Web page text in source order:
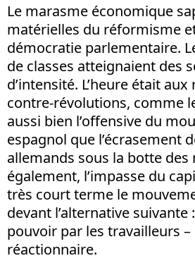
Le marasme économique
matérielles du réformisme
démocratie parlementaire.
de classes atteignaient des
d’intensité. L’heure était
contre-révolutions, comme
aussi bien l’offensive du
espagnol que l’écrasement
allemands sous la botte des
également, l’impasse du
très court terme le
devant l’alternative suivante
pouvoir par les travailleurs
réactionnaire.